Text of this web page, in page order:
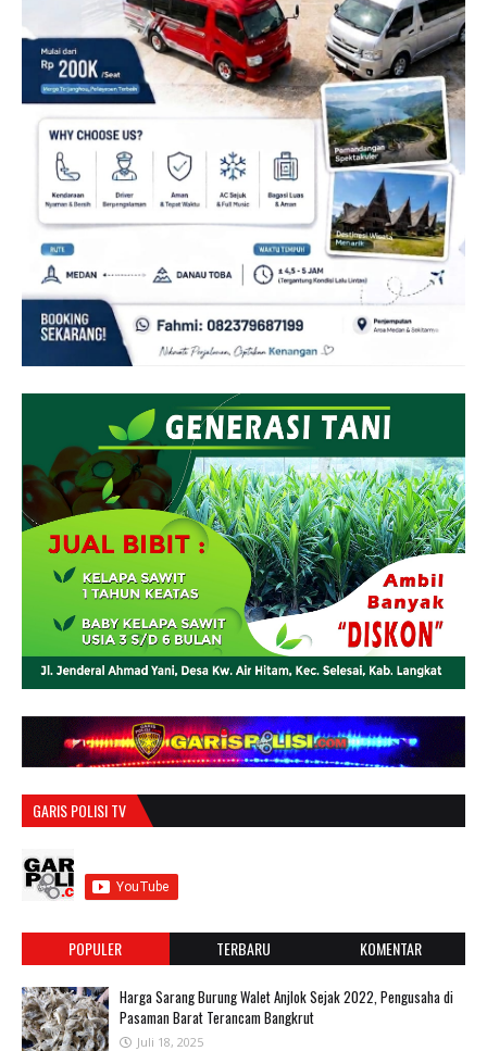
GARIS POLISI TV
POPULER TERBARU KOMENTAR
Harga Sarang Burung Walet Anjlok Sejak 2022, Pengusaha di
Pasaman Barat Terancam Bangkrut
Juli 18, 2025